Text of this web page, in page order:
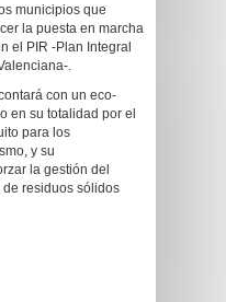
municipios que
la puesta en marcha
el PIR -Plan Integral
.
con un eco-
en su totalidad por el
para los
y su
la gestión del
residuos sólidos